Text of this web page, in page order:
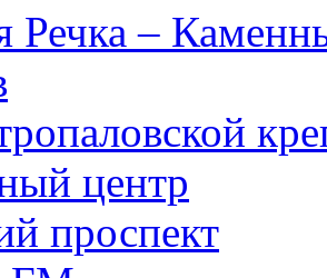
Речка –
центр
проспект